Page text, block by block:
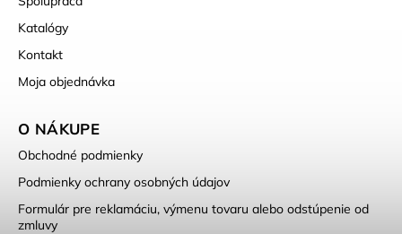
Katalógy
Kontakt
Moja objednávka
O NÁKUPE
Obchodné podmienky
Podmienky ochrany osobných údajov
Formulár pre reklamáciu, výmenu tovaru alebo odstúpenie od
zmluvy